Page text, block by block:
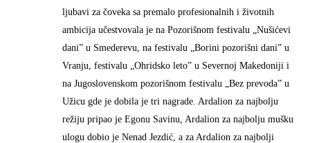
ljubavi za čoveka sa premalo profesionalnih i životnih
ambicija učestvovala je na Pozorišnom festivalu „Nušićevi
dani” u Smederevu, na festivalu „Borini pozorišni dani” u
Vranju, festivalu „Ohridsko leto” u Severnoj Makedoniji i
na Jugoslovenskom pozorišnom festivalu „Bez prevoda” u
Užicu gde je dobila je tri nagrade. Ardalion za najbolju
režiju pripao je Egonu Savinu, Ardalion za najbolju mušku
ulogu dobio je Nenad Jezdić, a za Ardalion za najbolji